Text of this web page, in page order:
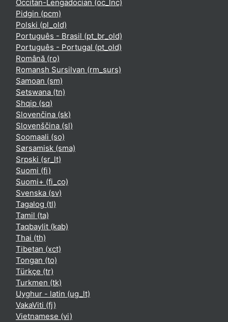
Occitan-Lengadocian ‎(oc_lnc)‎
Pidgin ‎(pcm)‎
Polski ‎(pl_old)‎
Português - Brasil ‎(pt_br_old)‎
Português - Portugal ‎(pt_old)‎
Română ‎(ro)‎
Romansh Sursilvan ‎(rm_surs)‎
Samoan ‎(sm)‎
Setswana ‎(tn)‎
Shqip ‎(sq)‎
Slovenčina ‎(sk)‎
Slovenščina ‎(sl)‎
Soomaali ‎(so)‎
Sørsamisk ‎(sma)‎
Srpski ‎(sr_lt)‎
Suomi ‎(fi)‎
Suomi+ ‎(fi_co)‎
Svenska ‎(sv)‎
Tagalog ‎(tl)‎
Tamil ‎(ta)‎
Taqbaylit ‎(kab)‎
Thai ‎(th)‎
Tibetan ‎(xct)‎
Tongan ‎(to)‎
Türkçe ‎(tr)‎
Turkmen ‎(tk)‎
Uyghur - latin ‎(ug_lt)‎
VakaViti ‎(fj)‎
Vietnamese ‎(vi)‎